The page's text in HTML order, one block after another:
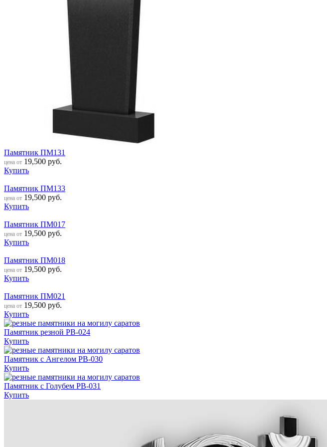
Памятник ПМ131
цена от 19,500 руб.
Купить
Памятник ПМ133
цена от 19,500 руб.
Купить
Памятник ПМ017
цена от 19,500 руб.
Купить
Памятник ПМ018
цена от 19,500 руб.
Купить
Памятник ПМ021
цена от 19,500 руб.
Купить
Памятник резной РВ-024
Купить
Памятник с Ангелом РВ-030
Купить
Памятник с Голубем РВ-031
Купить